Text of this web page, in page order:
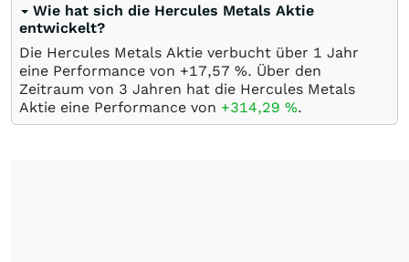
Wie hat sich die Hercules Metals Aktie
entwickelt?
Die Hercules Metals Aktie verbucht über 1 Jahr
eine Performance von +17,57 %. Über den
Zeitraum von 3 Jahren hat die Hercules Metals
Aktie eine Performance von +314,29 %.